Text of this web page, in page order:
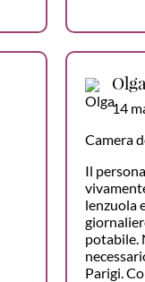
Olga
14
Camera
Il
lenzuola
potabile.
Parigi.